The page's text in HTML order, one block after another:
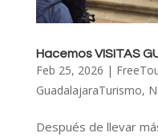
Hacemos VISITAS
Feb 25, 2026 |
GuadalajaraTurismo,
Después de llevar